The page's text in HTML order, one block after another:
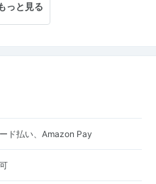
っと見る
ド払い、Amazon Pay